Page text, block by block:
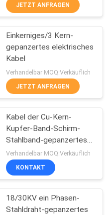
Kabel
203
Kabel
197
JETZT ANFRAGEN
Einkerniges/3 Kern-
gepanzertes elektrisches
Kabel
Verhandelbar MOQ:Verkäuflich
JETZT ANFRAGEN
Kabel der Cu-Kern-
Kupfer-Band-Schirm-
Stahlband-gepanzertes
elektrischen Leistung bis
zu 35kV
Verhandelbar MOQ:Verkäuflich
KONTAKT
18/30KV ein Phasen-
Stahldraht-gepanzertes